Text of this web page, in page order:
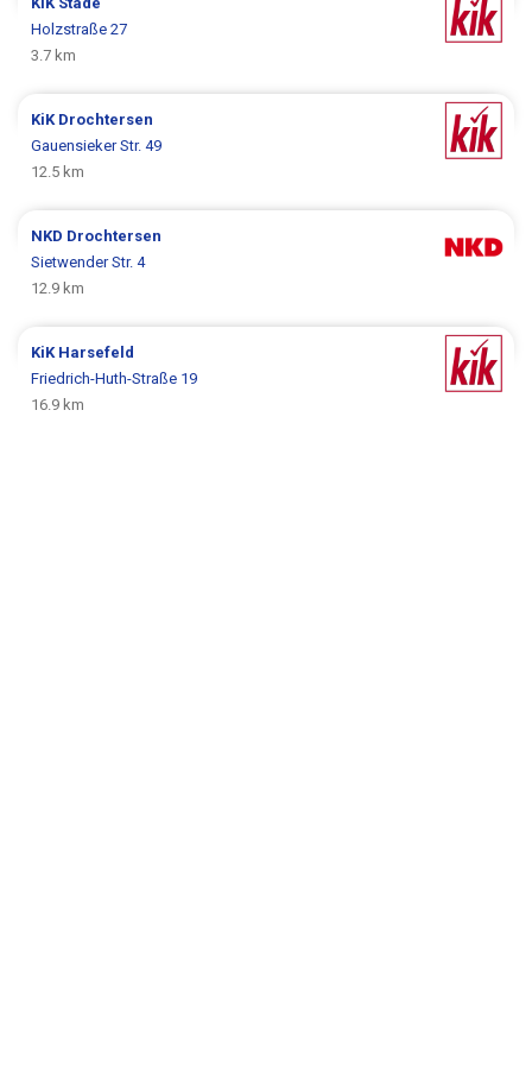
Holzstraße 27
3.7 km
KiK Drochtersen
Gauensieker Str. 49
12.5 km
NKD Drochtersen
Sietwender Str. 4
12.9 km
KiK Harsefeld
Friedrich-Huth-Straße 19
16.9 km